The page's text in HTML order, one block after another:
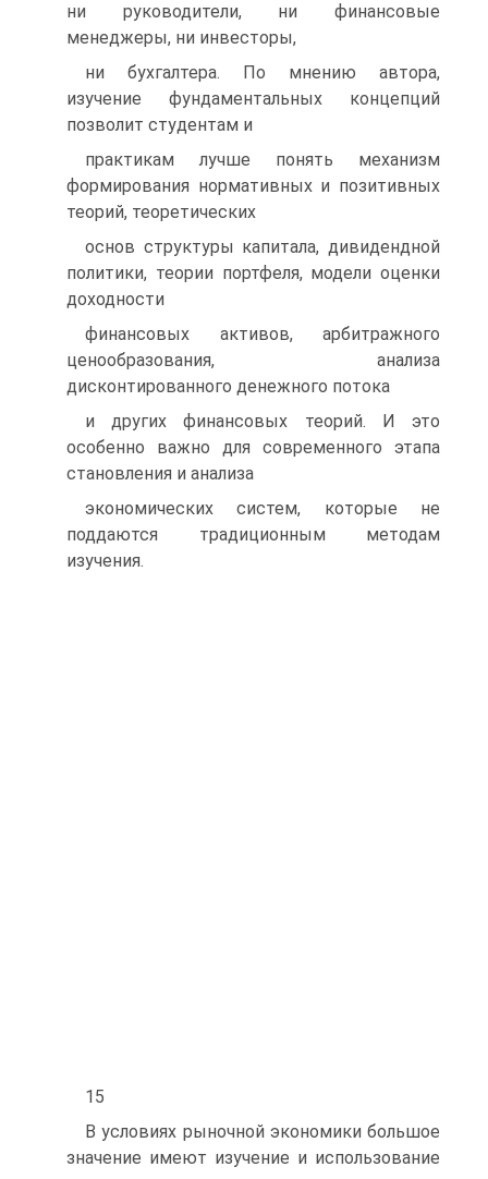
ни руководители, ни финансовые
менеджеры, ни инвесторы,
ни бухгалтера. По мнению автора,
изучение фундаментальных концепций
позволит студентам и
практикам лучше понять механизм
формирования нормативных и позитивных
теорий, теоретических
основ структуры капитала, дивидендной
политики, теории портфеля, модели оценки
доходности
финансовых активов, арбитражного
ценообразования, анализа
дисконтированного денежного потока
и других финансовых теорий. И это
особенно важно для современного этапа
становления и анализа
экономических систем, которые не
поддаются традиционным методам
изучения.
15
В условиях рыночной экономики большое
значение имеют изучение и использование